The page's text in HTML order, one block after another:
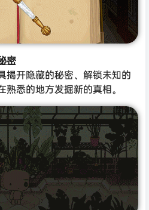
密
揭开隐藏的秘密、解锁未知的
悉的地方发掘新的真相。